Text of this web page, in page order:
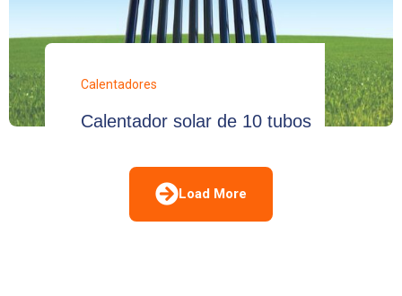
Calentadores
Calentador solar de 10 tubos
Load More